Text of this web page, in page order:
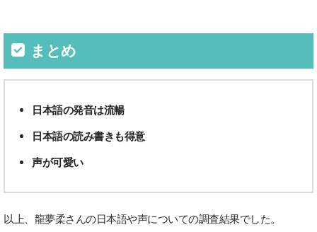
まとめ
日本語の発音は流暢
日本語の読み書きも得意
声が可愛い
以上、龍夢柔さんの日本語や声についての調査結果でした。